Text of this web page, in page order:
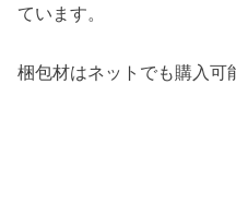
ています。
梱包材はネットでも購入可